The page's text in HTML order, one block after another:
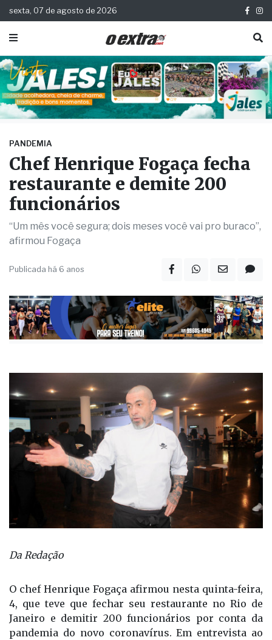
sexta, 07 de agosto de 2026
PANDEMIA
Chef Henrique Fogaça fecha
restaurante e demite 200
funcionários
“Um mês você segura; dois meses você vai pro buraco”,
afirmou Fogaça
Publicada há 6 anos
Da Redação
O chef Henrique Fogaça afirmou nesta quinta-feira,
4, que teve que fechar seu restaurante no Rio de
Janeiro e demitir 200 funcionários por conta da
pandemia do novo coronavírus. Em entrevista ao